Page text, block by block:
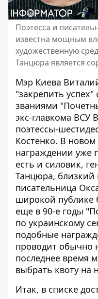
Поэтесса и
известна мощным
художественную
Танцюра является
Мэр Киева
"закрепить
званиями
экс-главкома ВСУ
поэтессы-
Костенко. В новом
награждении уже
есть и силовик,
Танцюра, близкий
писательница
широкой публике
еще в 90-е годы
по украинскому
подобные
проводит обычно
последнее время
выбрать квоту на
Итак, в списке